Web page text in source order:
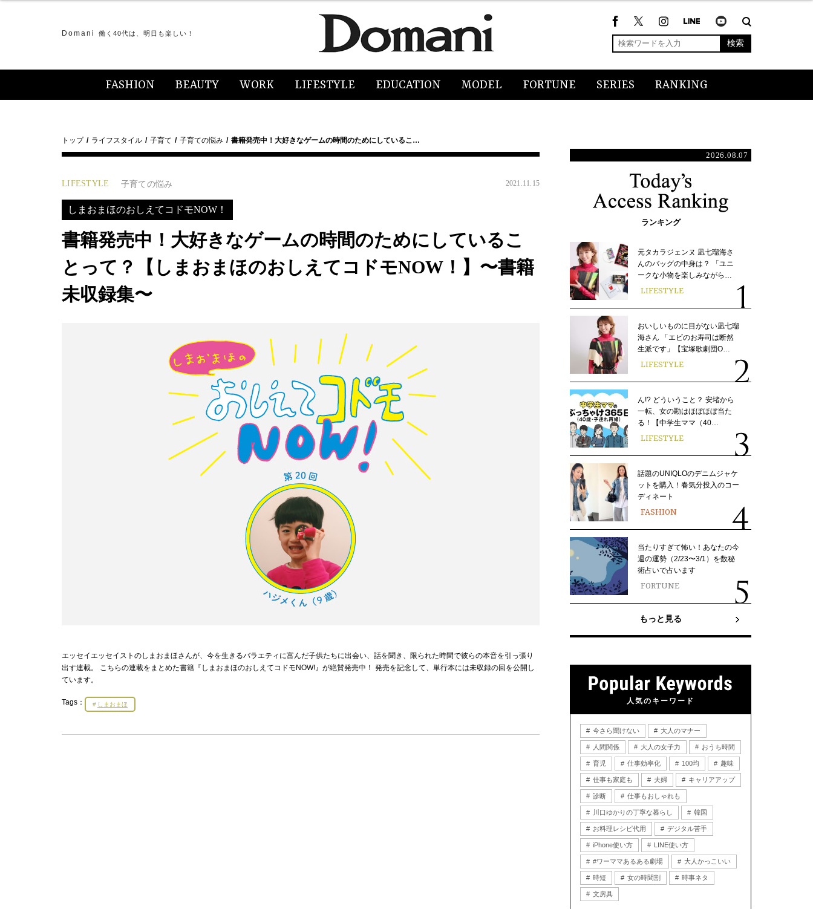
Domani 働く40代は、明日も楽しい！
検索
FASHION BEAUTY WORK LIFESTYLE EDUCATION MODEL FORTUNE SERIES RANKING
トップ ライフスタイル 子育て 子育ての悩み 書籍発売中！大好きなゲームの時間のためにしているこ…
LIFESTYLE 子育ての悩み 2021.11.15
しまおまほのおしえてコドモNOW！
書籍発売中！大好きなゲームの時間のためにしているこ
とって？【しまおまほのおしえてコドモNOW！】〜書籍
未収録集〜
エッセイエッセイストのしまおまほさんが、今を生きるバラエティに富んだ子供たちに出会い、話を聞き、限られた時間で彼らの本音を引っ張り
出す連載。 こちらの連載をまとめた書籍『しまおまほのおしえてコドモNOW!』が絶賛発売中！ 発売を記念して、単行本には未収録の回を公開し
ています。
Tags： しまおまほ
2026.08.07
ランキング
元タカラジェンヌ 凪七瑠海さ
んのバッグの中身は？ 「ユニ
ークな小物を楽しみながら…
LIFESTYLE
おいしいものに目がない凪七瑠
海さん 「エビのお寿司は断然
生派です」【宝塚歌劇団O…
LIFESTYLE
ん!? どういうこと？ 安堵から
一転、女の勘はほぼほぼ当た
る！【中学生ママ（40…
LIFESTYLE
話題のUNIQLOのデニムジャケ
ットを購入！春気分投入のコー
ディネート
FASHION
当たりすぎて怖い！あなたの今
週の運勢（2/23〜3/1）を数秘
術占いで占います
FORTUNE
もっと見る
人気のキーワード
今さら聞けない 大人のマナー
人間関係 大人の女子力 おうち時間
育児 仕事効率化 100均 趣味
仕事も家庭も 夫婦 キャリアアップ
診断 仕事もおしゃれも
川口ゆかりの丁寧な暮らし 韓国
お料理レシピ代用 デジタル苦手
iPhone使い方 LINE使い方
#ワーママあるある劇場 大人かっこいい
時短 女の時間割 時事ネタ
文房具